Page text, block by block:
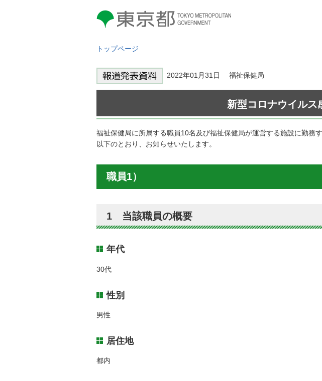
東京都 TOKYO METROPOLITAN
GOVERNMENT
トップページ
2022年01月31日 福祉保健局
新型コロナウイルス
福祉保健局に所属する職員10名及び福祉保健局が運営する施設に勤務
以下のとおり、お知らせいたします。
職員1）
1 当該職員の概要
年代
30代
性別
男性
居住地
都内